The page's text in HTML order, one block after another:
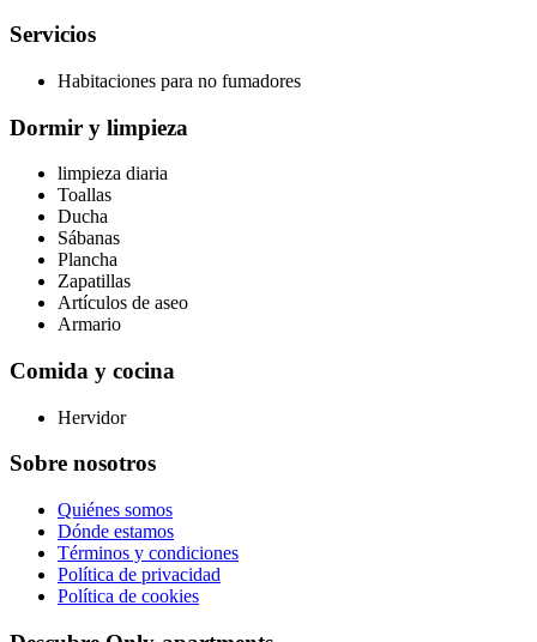
Servicios
Habitaciones para no fumadores
Dormir y limpieza
limpieza diaria
Toallas
Ducha
Sábanas
Plancha
Zapatillas
Artículos de aseo
Armario
Comida y cocina
Hervidor
Sobre nosotros
Quiénes somos
Dónde estamos
Términos y condiciones
Política de privacidad
Política de cookies